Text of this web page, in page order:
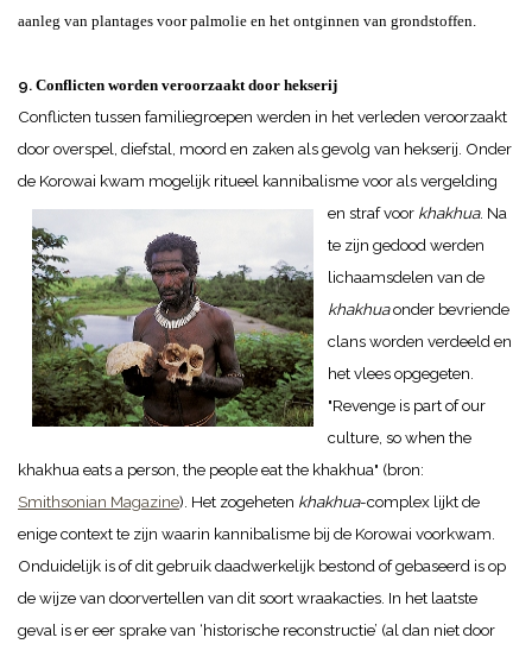
aanleg van plantages voor palmolie en het ontginnen van grondstoffen.
9. Conflicten worden veroorzaakt door hekserij
Conflicten tussen familiegroepen werden in het verleden veroorzaakt
door overspel, diefstal, moord en zaken als gevolg van hekserij. Onder
de Korowai kwam mogelijk ritueel kannibalisme voor als vergelding
en strafvoor khakhua. Na
te zijn gedood werden
lichaamsdelen van de
khakhuaonder bevriende
clans worden verdeeld en
het vlees opgegeten.
"Revenge is part of our
culture, so when the
khakhua eats a person, the people eat the khakhua" (bron:
Smithsonian Magazine). Het zogeheten khakhua-complex lijkt de
enige context te zijn waarin kannibalisme bij de Korowai voorkwam.
Onduidelijk is of dit gebruik daadwerkelijk bestond of gebaseerd is op
de wijze van doorvertellen van dit soort wraakacties. In het laatste
geval is er eer sprake van ‘historische reconstructie’ (al dan niet door